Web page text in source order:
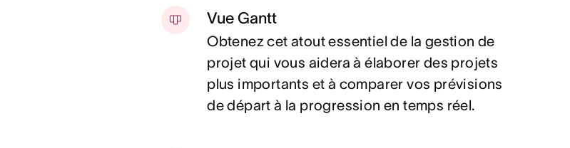
Vue Gantt
Obtenez cet atout essentiel de la gestion de
projet qui vous aidera à élaborer des projets
plus importants et à comparer vos prévisions
de départ à la progression en temps réel.